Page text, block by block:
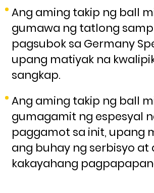
Ang aming takip ng ball
gumawa ng tatlong
pagsubok sa Germany
upang matiyak na
sangkap.
Ang aming takip ng ball
gumagamit ng espesyal
paggamot sa init, upang
ang buhay ng serbisyo at
kakayahang